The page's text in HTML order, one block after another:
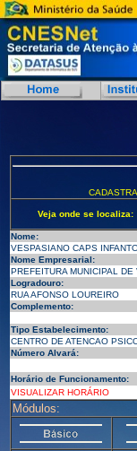
Veja onde se localiza:
Nome:
VESPASIANO CAPS
Nome Empresarial:
PREFEITURA MUNICIPAL DE
Logradouro:
RUA AFONSO LOUREIRO
Complemento:
Tipo Estabelecimento:
CENTRO DE ATENCAO
Número Alvará:
Horário de Funcionamento:
VISUALIZAR HORÁRIO
Módulos: